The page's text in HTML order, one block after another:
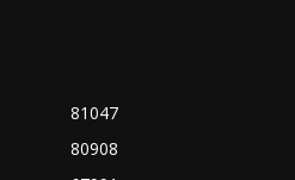
81047
80908